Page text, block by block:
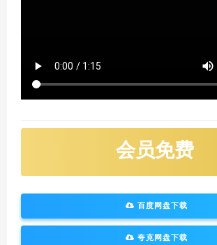
会员免费
百度网盘下载
夸克网盘下载